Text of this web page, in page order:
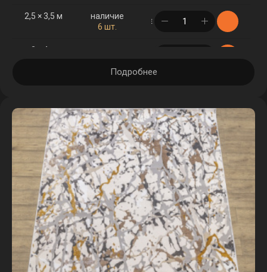
2,5 × 3,5 м
наличие
6 шт.
в корзине
3 × 4 м
Подробнее